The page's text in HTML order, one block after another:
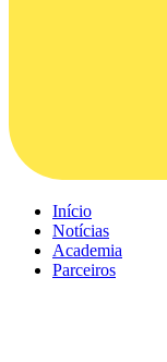
Início
Notícias
Academia
Parceiros